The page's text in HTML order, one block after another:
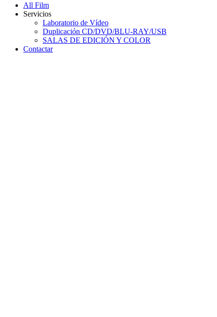
All Film
Servicios
Laboratorio de Vídeo
Duplicación CD/DVD/BLU-RAY/USB
SALAS DE EDICIÓN Y COLOR
Contactar